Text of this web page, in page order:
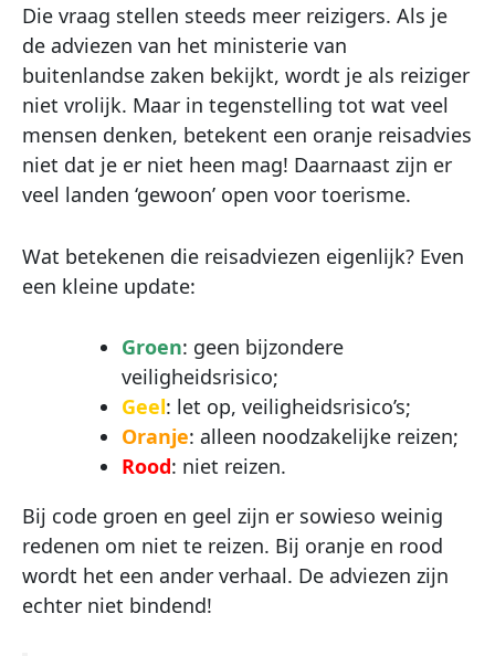
Die vraag stellen steeds meer reizigers. Als je
de adviezen van het ministerie van
buitenlandse zaken bekijkt, wordt je als reiziger
niet vrolijk. Maar in tegenstelling tot wat veel
mensen denken, betekent een oranje reisadvies
niet dat je er niet heen mag! Daarnaast zijn er
veel landen ‘gewoon’ open voor toerisme.
Wat betekenen die reisadviezen eigenlijk? Even
een kleine update:
Groen: geen bijzondere
veiligheidsrisico;
Geel: let op, veiligheidsrisico’s;
Oranje: alleen noodzakelijke reizen;
Rood: niet reizen.
Bij code groen en geel zijn er sowieso weinig
redenen om niet te reizen. Bij oranje en rood
wordt het een ander verhaal. De adviezen zijn
echter niet bindend!